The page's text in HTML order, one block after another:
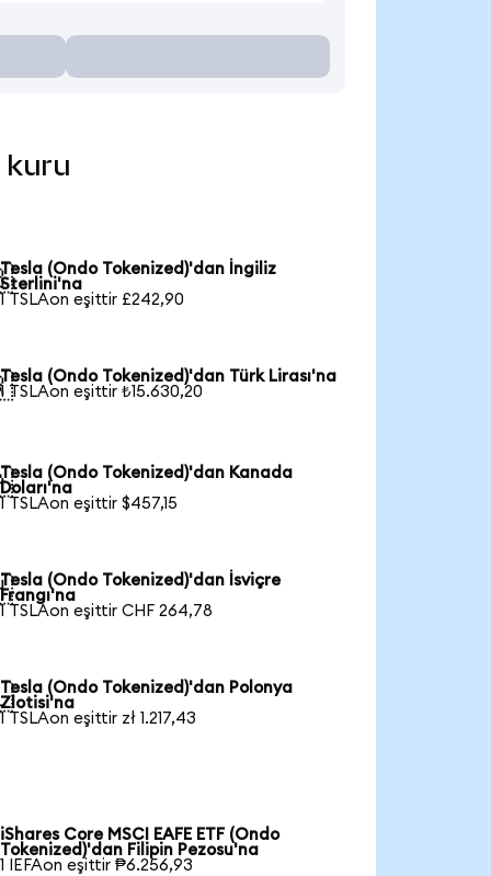
kuru
Tesla (Ondo Tokenized)'dan İngiliz
Sterlini'na
1 TSLAon eşittir £242,90
Tesla (Ondo Tokenized)'dan Türk Lirası'na
1 TSLAon eşittir ₺15.630,20
Tesla (Ondo Tokenized)'dan Kanada
Doları'na
1 TSLAon eşittir $457,15
Tesla (Ondo Tokenized)'dan İsviçre
Frangı'na
1 TSLAon eşittir CHF 264,78
Tesla (Ondo Tokenized)'dan Polonya
Zlotisi'na
1 TSLAon eşittir zł 1.217,43
iShares Core MSCI EAFE ETF (Ondo
Tokenized)'dan Filipin Pezosu'na
1 IEFAon eşittir ₱6.256,93